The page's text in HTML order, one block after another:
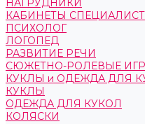
НАГРУДНИКИ
КАБИНЕТЫ
ПСИХОЛОГ
ЛОГОПЕД
РАЗВИТИЕ РЕЧИ
СЮЖЕТНО-РОЛЕВЫЕ
КУКЛЫ и ОДЕЖДА ДЛЯ
КУКЛЫ
ОДЕЖДА ДЛЯ КУКОЛ
КОЛЯСКИ